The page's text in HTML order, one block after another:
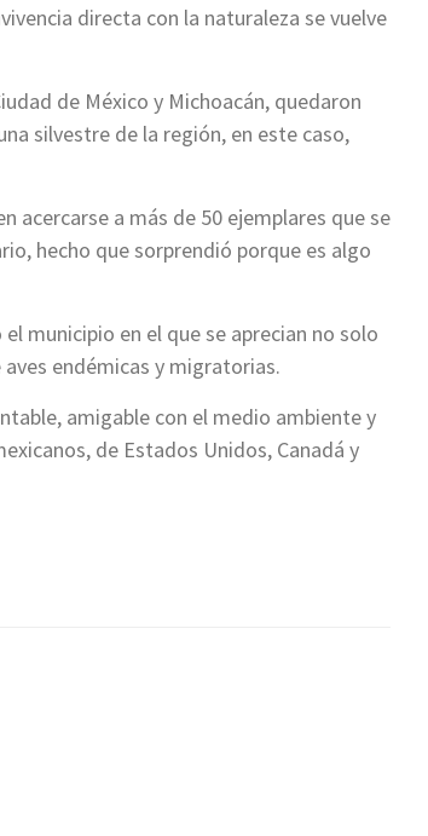
directa con la naturaleza se vuelve
de México y Michoacán, quedaron
silvestre de la región, en este caso,
acercarse a más de 50 ejemplares que se
hecho que sorprendió porque es algo
municipio en el que se aprecian no solo
endémicas y migratorias.
amigable con el medio ambiente y
de Estados Unidos, Canadá y